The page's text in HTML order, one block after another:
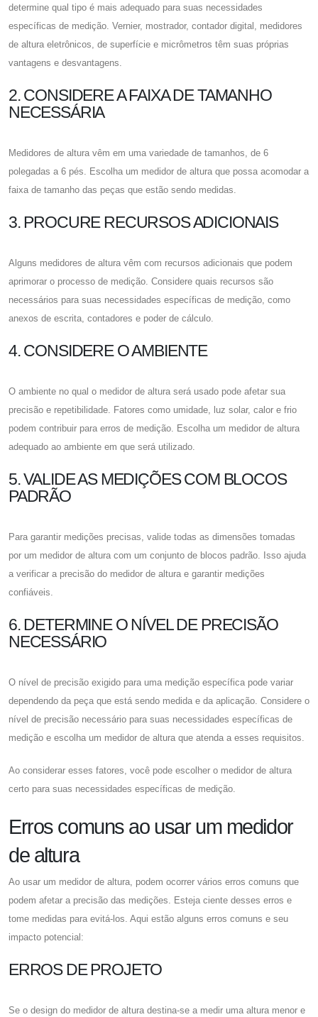
determine qual tipo é mais adequado para suas necessidades
específicas de medição. Vernier, mostrador, contador digital, medidores
de altura eletrônicos, de superfície e micrômetros têm suas próprias
vantagens e desvantagens.
2. CONSIDERE A FAIXA DE TAMANHO
NECESSÁRIA
Medidores de altura vêm em uma variedade de tamanhos, de 6
polegadas a 6 pés. Escolha um medidor de altura que possa acomodar a
faixa de tamanho das peças que estão sendo medidas.
3. PROCURE RECURSOS ADICIONAIS
Alguns medidores de altura vêm com recursos adicionais que podem
aprimorar o processo de medição. Considere quais recursos são
necessários para suas necessidades específicas de medição, como
anexos de escrita, contadores e poder de cálculo.
4. CONSIDERE O AMBIENTE
O ambiente no qual o medidor de altura será usado pode afetar sua
precisão e repetibilidade. Fatores como umidade, luz solar, calor e frio
podem contribuir para erros de medição. Escolha um medidor de altura
adequado ao ambiente em que será utilizado.
5. VALIDE AS MEDIÇÕES COM BLOCOS
PADRÃO
Para garantir medições precisas, valide todas as dimensões tomadas
por um medidor de altura com um conjunto de blocos padrão. Isso ajuda
a verificar a precisão do medidor de altura e garantir medições
confiáveis.
6. DETERMINE O NÍVEL DE PRECISÃO
NECESSÁRIO
O nível de precisão exigido para uma medição específica pode variar
dependendo da peça que está sendo medida e da aplicação. Considere o
nível de precisão necessário para suas necessidades específicas de
medição e escolha um medidor de altura que atenda a esses requisitos.
Ao considerar esses fatores, você pode escolher o medidor de altura
certo para suas necessidades específicas de medição.
Erros comuns ao usar um medidor
de altura
Ao usar um medidor de altura, podem ocorrer vários erros comuns que
podem afetar a precisão das medições. Esteja ciente desses erros e
tome medidas para evitá-los. Aqui estão alguns erros comuns e seu
impacto potencial:
ERROS DE PROJETO
Se o design do medidor de altura destina-se a medir uma altura menor e